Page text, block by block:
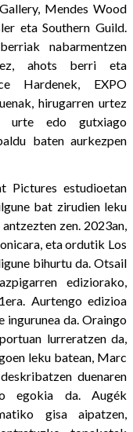
Mendes Wood
eta Southern Guild.
nabarmentzen
ahots berri eta
Hardenek, EXPO
hirugarren urtez
urte edo gutxiago
baten aurkezpen
Pictures estudioetan
bat zirudien leku
zen. 2023an,
eta ordutik Los
bihurtu da. Otsail
ediziorako,
Aurtengo edizioa
ingurunea da. Oraingo
lurreratzen da,
leku batean, Marc
duenaren
egokia da. Augék
gisa aipatzen,